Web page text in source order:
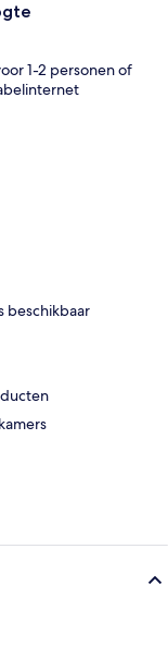
1-2 personen of
beschikbaar